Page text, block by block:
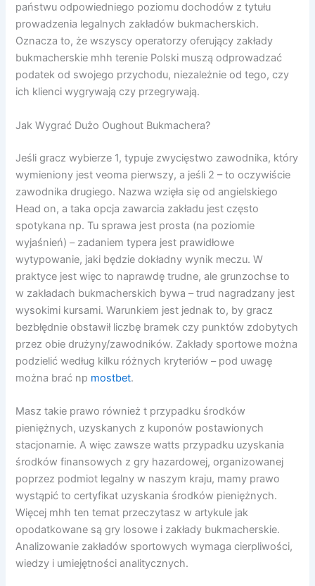
państwu odpowiedniego poziomu dochodów z tytułu
prowadzenia legalnych zakładów bukmacherskich.
Oznacza to, że wszyscy operatorzy oferujący zakłady
bukmacherskie mhh terenie Polski muszą odprowadzać
podatek od swojego przychodu, niezależnie od tego, czy
ich klienci wygrywają czy przegrywają.
Jak Wygrać Dużo Oughout Bukmachera?
Jeśli gracz wybierze 1, typuje zwycięstwo zawodnika, który
wymieniony jest veoma pierwszy, a jeśli 2 – to oczywiście
zawodnika drugiego. Nazwa wzięła się od angielskiego
Head on, a taka opcja zawarcia zakładu jest często
spotykana np. Tu sprawa jest prosta (na poziomie
wyjaśnień) – zadaniem typera jest prawidłowe
wytypowanie, jaki będzie dokładny wynik meczu. W
praktyce jest więc to naprawdę trudne, ale grunzochse to
w zakładach bukmacherskich bywa – trud nagradzany jest
wysokimi kursami. Warunkiem jest jednak to, by gracz
bezbłędnie obstawił liczbę bramek czy punktów zdobytych
przez obie drużyny/zawodników. Zakłady sportowe można
podzielić według kilku różnych kryteriów – pod uwagę
można brać np mostbet.
Masz takie prawo również t przypadku środków
pieniężnych, uzyskanych z kuponów postawionych
stacjonarnie. A więc zawsze watts przypadku uzyskania
środków finansowych z gry hazardowej, organizowanej
poprzez podmiot legalny w naszym kraju, mamy prawo
wystąpić to certyfikat uzyskania środków pieniężnych.
Więcej mhh ten temat przeczytasz w artykule jak
opodatkowane są gry losowe i zakłady bukmacherskie.
Analizowanie zakładów sportowych wymaga cierpliwości,
wiedzy i umiejętności analitycznych.